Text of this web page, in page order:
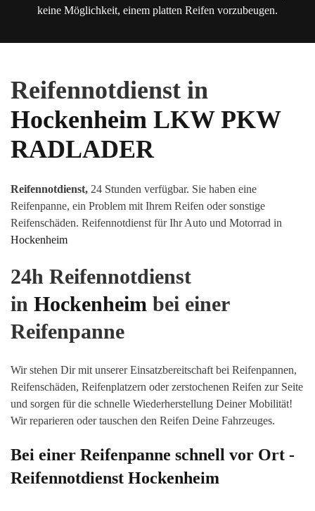
keine Möglichkeit, einem platten Reifen vorzubeugen.
Reifennotdienst in
Hockenheim LKW PKW
RADLADER
Reifennotdienst, 24 Stunden verfügbar. Sie haben eine
Reifenpanne, ein Problem mit Ihrem Reifen oder sonstige
Reifenschäden. Reifennotdienst für Ihr Auto und Motorrad in
Hockenheim
24h Reifennotdienst
in Hockenheim bei einer
Reifenpanne
Wir stehen Dir mit unserer Einsatzbereitschaft bei Reifenpannen,
Reifenschäden, Reifenplatzern oder zerstochenen Reifen zur Seite
und sorgen für die schnelle Wiederherstellung Deiner Mobilität!
Wir reparieren oder tauschen den Reifen Deine Fahrzeuges.
Bei einer Reifenpanne schnell vor Ort -
Reifennotdienst Hockenheim